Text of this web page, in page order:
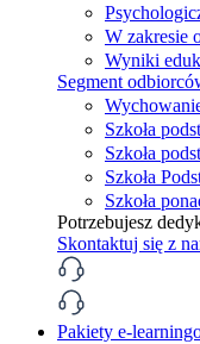
W zakresie
Wyniki
Segment
Szkoła
Szkoła
Szkoła
Szkoła
Potrzebujesz
Skontaktuj się z
Pakiety e-